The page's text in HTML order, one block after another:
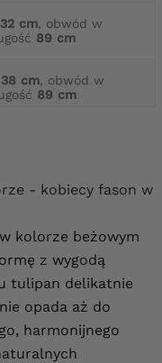
cm, obwód w
89 cm
cm, obwód w
89 cm
w kolorze beżowym
z wygodą
tulipan delikatnie
opada aż do
harmonijnego